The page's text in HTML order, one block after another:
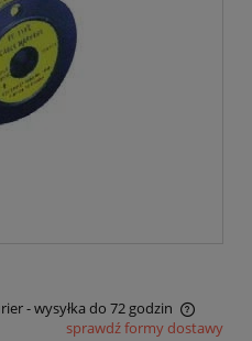
- wysyłka do 72 godzin
kosztów płatności
sprawdź formy dostawy